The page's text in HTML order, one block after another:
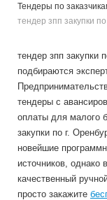
Тендеры по
тендер зпп закупки
тендер зпп закупки
подбираются
тендеры с
оплаты для малого
закупки по г.
новейшие
источников, однако
качественный
просто закажите